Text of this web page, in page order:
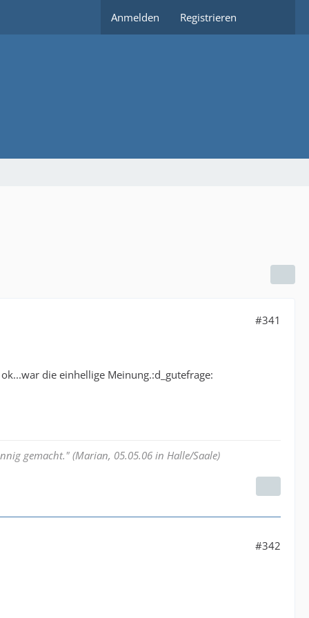
Anmelden Registrieren
#341
die einhellige Meinung.:d_gutefrage:
gemacht." (Marian, 05.05.06 in Halle/Saale)
#342